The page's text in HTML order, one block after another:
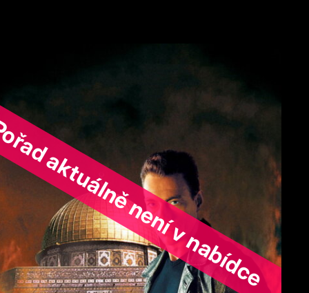
aktuálně není v nabídce